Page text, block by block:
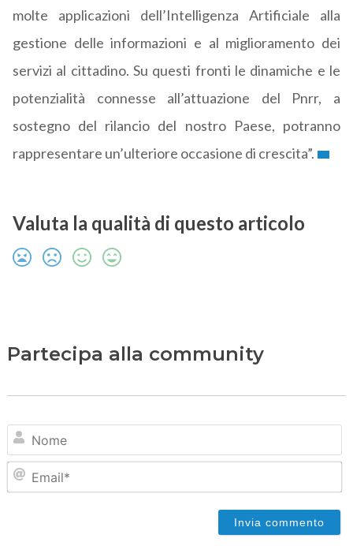
molte applicazioni dell’Intelligenza Artificiale alla
gestione delle informazioni e al miglioramento dei
servizi al cittadino. Su questi fronti le dinamiche e le
potenzialità connesse all’attuazione del Pnrr, a
sostegno del rilancio del nostro Paese, potranno
rappresentare un’ulteriore occasione di crescita”.
Valuta la qualità di questo articolo
Partecipa alla community